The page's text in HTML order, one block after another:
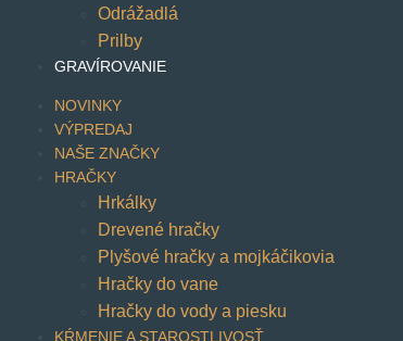
Odrážadlá
Prilby
GRAVÍROVANIE
NOVINKY
VÝPREDAJ
NAŠE ZNAČKY
HRAČKY
Hrkálky
Drevené hračky
Plyšové hračky a mojkáčikovia
Hračky do vane
Hračky do vody a piesku
KŔMENIE A STAROSTLIVOSŤ